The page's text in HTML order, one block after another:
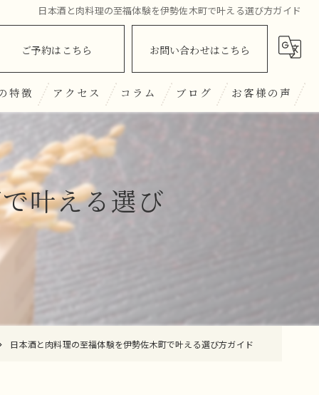
日本酒と肉料理の至福体験を伊勢佐木町で叶える選び方ガイド
ご予約はこちら お問い合わせはこちら
特徴
ー
ざい
アクセス コラム ブログ お客様の声
叶える選び
日本酒と肉料理の至福体験を伊勢佐木町で叶える選び方ガイド